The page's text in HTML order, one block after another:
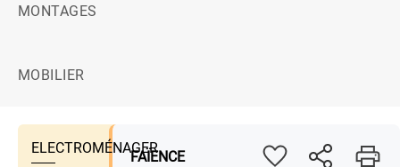
MONTAGES
MOBILIER
ELECTROMÉNAGERFAÏENCE